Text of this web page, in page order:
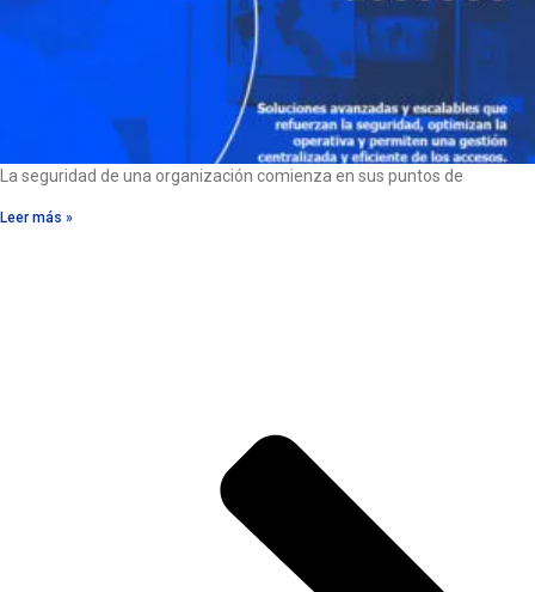
La seguridad de una organización comienza en sus puntos de
Leer más »